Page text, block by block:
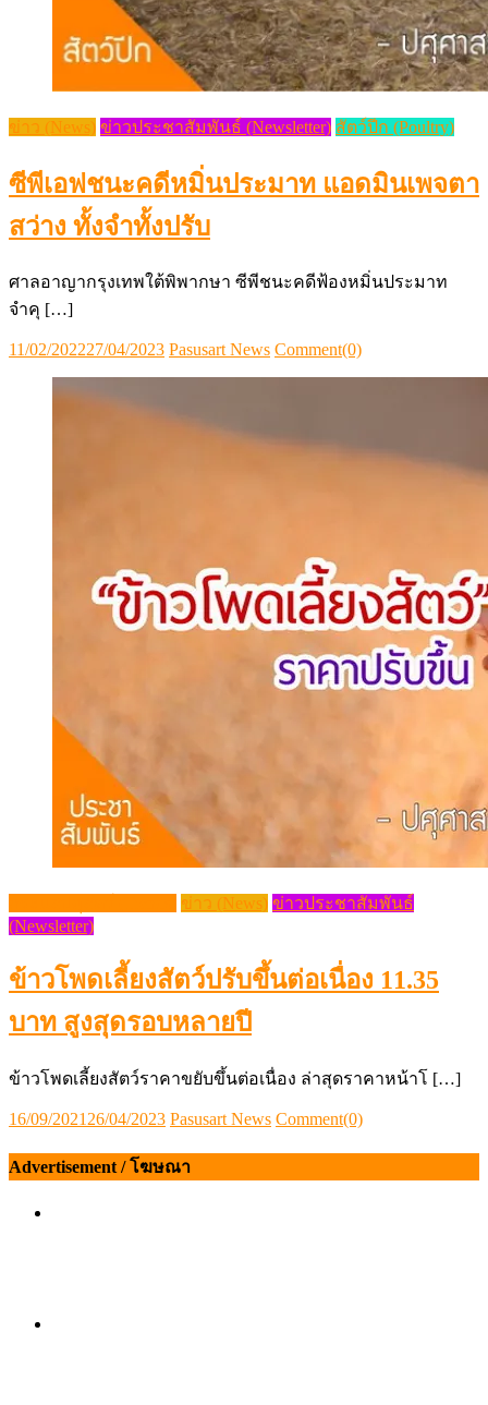
ข่าว (News) ข่าวประชาสัมพันธ์ (Newsletter) สัตว์ปีก (Poultry)
ซีพีเอฟชนะคดีหมิ่นประมาท แอดมินเพจตา
สว่าง ทั้งจำทั้งปรับ
ศาลอาญากรุงเทพใต้พิพากษา ซีพีชนะคดีฟ้องหมิ่นประมาท
จำคุ […]
Posted
11/02/202227/04/2023 Author
Pasusart News Comment(0)
ข่าว (News) ข่าวประชาสัมพันธ์
(Newsletter)
ข้าวโพดเลี้ยงสัตว์ปรับขึ้นต่อเนื่อง 11.35
บาท สูงสุดรอบหลายปี
ข้าวโพดเลี้ยงสัตว์ราคาขยับขึ้นต่อเนื่อง ล่าสุดราคาหน้าโ […]
Posted
16/09/2021 26/04/2023 Author
Pasusart News Comment(0)
Advertisement / โฆษณา